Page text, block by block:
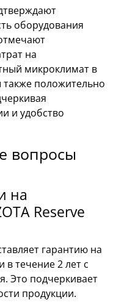
оборудования
на
микроклимат в
положительно
и удобство
вопросы
на
Reserve
гарантию на
в течение 2 лет с
Это подчеркивает
продукции.